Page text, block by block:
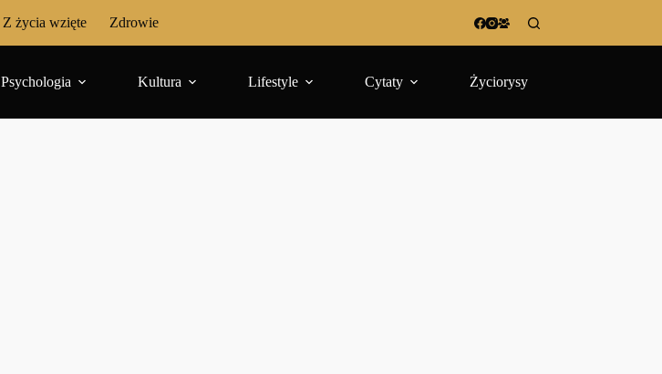
Z życia wzięte Zdrowie
Psychologia Kultura Lifestyle Cytaty Życiorysy